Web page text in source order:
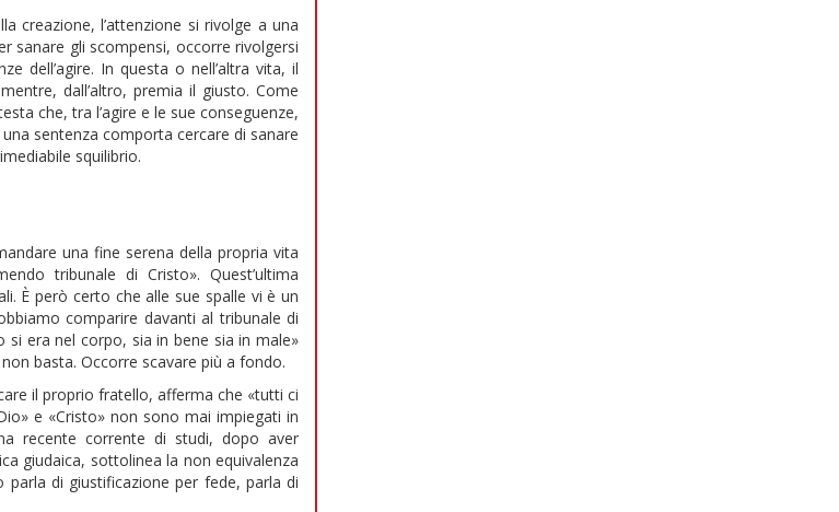
creazione, l’attenzione si rivolge a una
sanare gli scompensi, occorre rivolgersi
dell’agire. In questa o nell’altra vita, il
dall’altro, premia il giusto. Come
che, tra l’agire e le sue conseguenze,
sentenza comporta cercare di sanare
squilibrio.
una fine serena della propria vita
tribunale di Cristo». Quest’ultima
È però certo che alle sue spalle vi è un
comparire davanti al tribunale di
era nel corpo, sia in bene sia in male»
basta. Occorre scavare più a fondo.
il proprio fratello, afferma che «tutti ci
e «Cristo» non sono mai impiegati in
recente corrente di studi, dopo aver
giudaica, sottolinea la non equivalenza
parla di giustificazione per fede, parla di